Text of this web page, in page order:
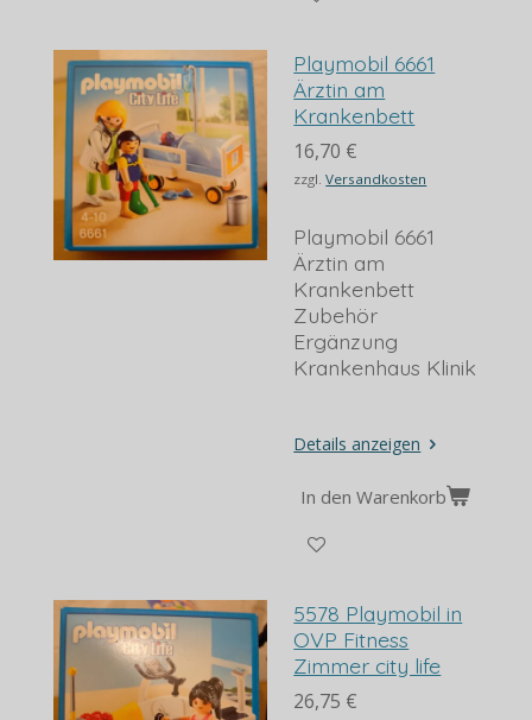
Playmobil 6661
Ärztin am
Krankenbett
16,70 €
zzgl.Versandkosten
Playmobil 6661
Ärztin am
Krankenbett
Zubehör
Ergänzung
Krankenhaus Klinik
Details anzeigen
In den Warenkorb
5578 Playmobil in
OVP Fitness
Zimmer city life
26,75 €